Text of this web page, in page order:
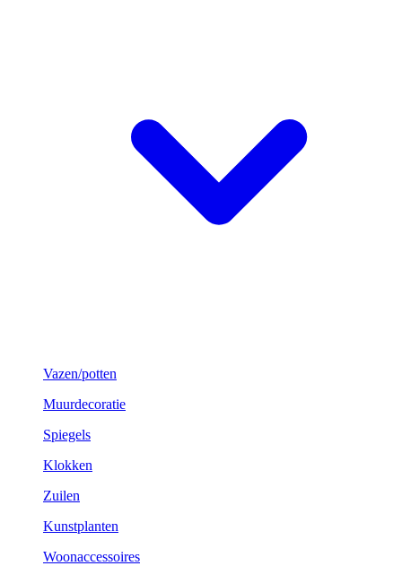
Vazen/potten
Muurdecoratie
Spiegels
Klokken
Zuilen
Kunstplanten
Woonaccessoires